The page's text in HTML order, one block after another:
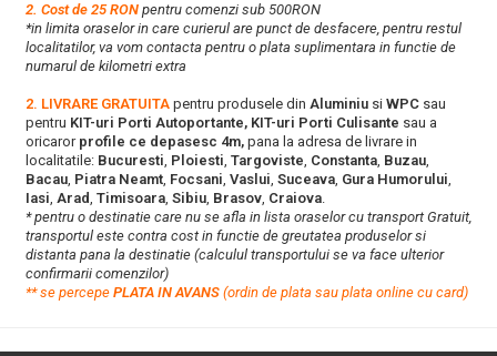
2. Cost de 25 RON pentru comenzi sub 500RON
*in limita oraselor in care curierul are punct de desfacere, pentru restul
localitatilor, va vom contacta pentru o plata suplimentara in functie de
numarul de kilometri extra
2. LIVRARE GRATUITA pentru produsele din Aluminiu si WPC sau
pentru KIT-uri Porti Autoportante, KIT-uri Porti Culisante sau a
oricarorprofile ce depasesc 4m, pana la adresa de livrare in
localitatile: Bucuresti, Ploiesti, Targoviste, Constanta, Buzau,
Bacau, Piatra Neamt, Focsani, Vaslui, Suceava, Gura Humorului,
Iasi, Arad, Timisoara, Sibiu, Brasov, Craiova.
* pentru o destinatie care nu se afla in lista oraselor cu transport Gratuit,
transportul este contra cost in functie de greutatea produselor si
distanta pana la destinatie (calculul transportului se va face ulterior
confirmarii comenzilor)
**se percepe PLATA IN AVANS (ordin de plata sau plata online cu card)